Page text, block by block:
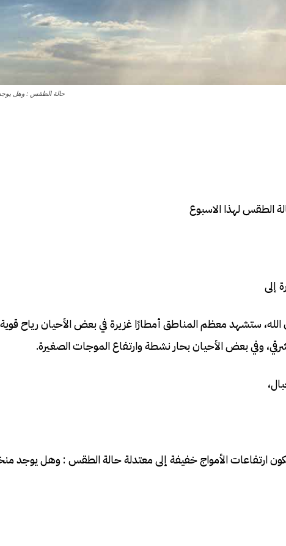
حالة الطقس : وهل
الطقس لهذا الاسبوع
إلى
ستشهد معظم المناطق أمطارًا غزيرة في بعض الأحيان رياح
وفي بعض الأحيان بحار نشطة وارتفاع الموجات الصغيرة.
ارتفاعات الأمواج خفيفة إلى معتدلة حالة الطقس : وهل